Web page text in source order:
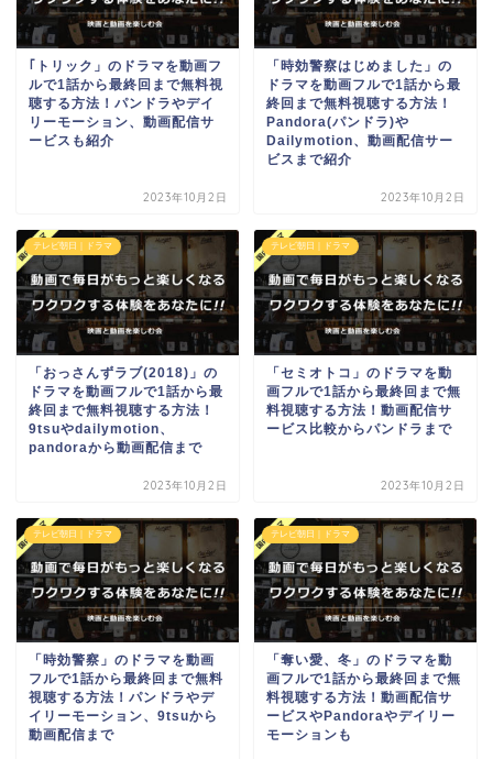
｢トリック」のドラマを動画フ
ルで1話から最終回まで無料視
聴する方法！パンドラやデイ
リーモーション、動画配信サ
ービスも紹介
2023年10月2日
「時効警察はじめました」の
ドラマを動画フルで1話から最
終回まで無料視聴する方法！
Pandora(パンドラ)や
Dailymotion、動画配信サー
ビスまで紹介
2023年10月2日
テレビ朝日｜ドラマ
「おっさんずラブ(2018)」の
ドラマを動画フルで1話から最
終回まで無料視聴する方法！
9tsuやdailymotion、
pandoraから動画配信まで
2023年10月2日
テレビ朝日｜ドラマ
「セミオトコ」のドラマを動
画フルで1話から最終回まで無
料視聴する方法！動画配信サ
ービス比較からパンドラまで
2023年10月2日
テレビ朝日｜ドラマ
「時効警察」のドラマを動画
フルで1話から最終回まで無料
視聴する方法！パンドラやデ
イリーモーション、9tsuから
動画配信まで
テレビ朝日｜ドラマ
「奪い愛、冬」のドラマを動
画フルで1話から最終回まで無
料視聴する方法！動画配信サ
ービスやPandoraやデイリー
モーションも